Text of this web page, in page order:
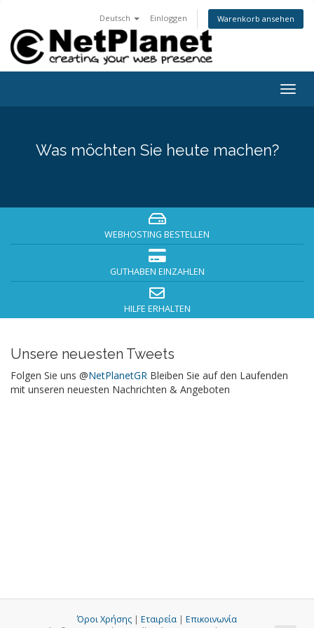
Deutsch Einloggen Warenkorb ansehen
Was möchten Sie heute machen?
WEBHOSTING BESTELLEN
GUTHABEN EINZAHLEN
HILFE ERHALTEN
Unsere neuesten Tweets
Folgen Sie uns @NetPlanetGR Bleiben Sie auf den Laufenden
mit unseren neuesten Nachrichten & Angeboten
Όροι Χρήσης | Εταιρεία | Επικοινωνία